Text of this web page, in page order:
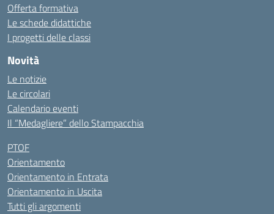
Offerta formativa
Le schede didattiche
I progetti delle classi
Novità
Le notizie
Le circolari
Calendario eventi
Il “Medagliere” dello Stampacchia
PTOF
Orientamento
Orientamento in Entrata
Orientamento in Uscita
Tutti gli argomenti